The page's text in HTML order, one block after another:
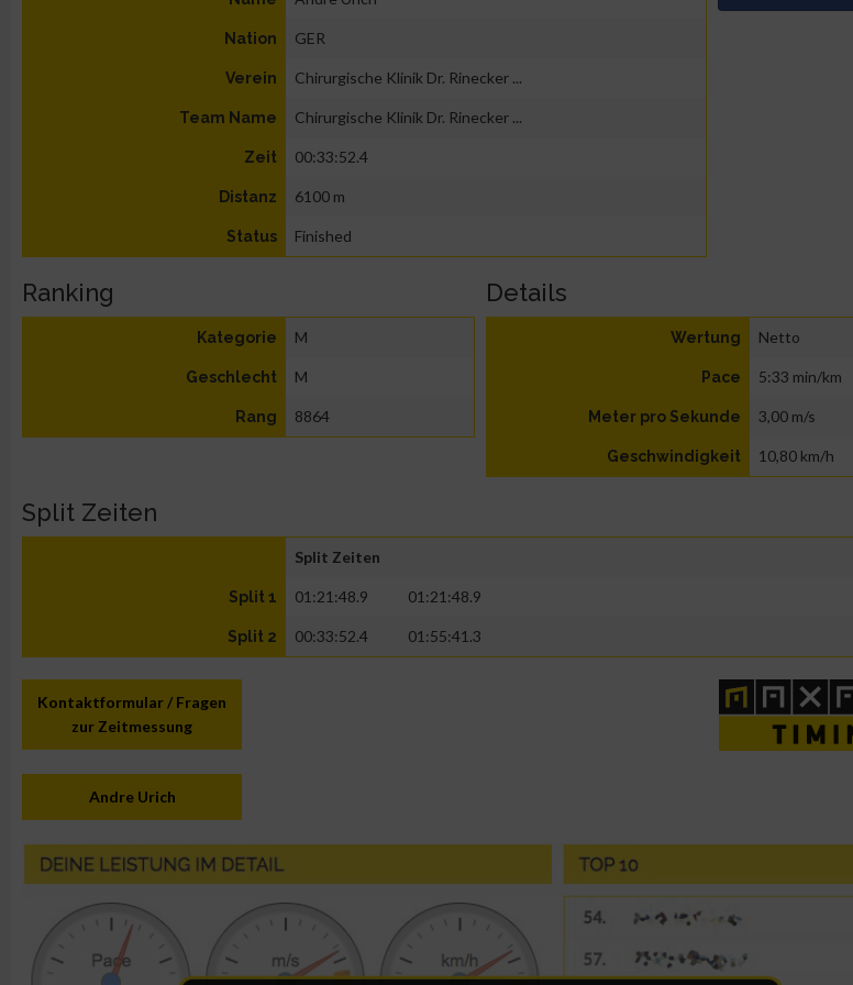
Nation GER
Verein Chirurgische Klinik Dr. Rinecker ...
Team Name Chirurgische Klinik Dr. Rinecker ...
Zeit 00:33:52.4
Distanz 6100 m
Status Finished
Ranking
Kategorie M
Geschlecht M
Rang 8864
Details
Wertung Netto
Pace 5:33 min/km
Meter pro Sekunde 3,00 m/s
Geschwindigkeit 10,80 km/h
Split Zeiten
Split Zeiten
Split 1 01:21:48.9 01:21:48.9
Split 2 00:33:52.4 01:55:41.3
Kontaktformular / Fragen
zur Zeitmessung
Andre Urich